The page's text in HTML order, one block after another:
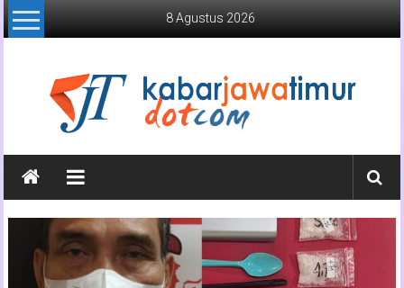
Lompat
ke
8 Agustus 2026
Kabar
Jawa
Timur
Media
Online